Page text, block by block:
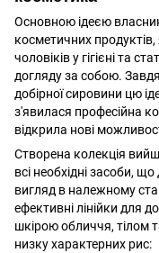
Основною ідеєю
косметичних
чоловіків у гігієні та
догляду за собою.
добірної сировини цю
з'явилася професійна
відкрила нові
Створена колекція
всі необхідні засоби,
вигляд в належному
ефективні лінійки для
шкірою обличчя, тілом
низку характерних рис: